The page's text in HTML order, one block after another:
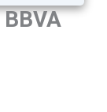
BBVA